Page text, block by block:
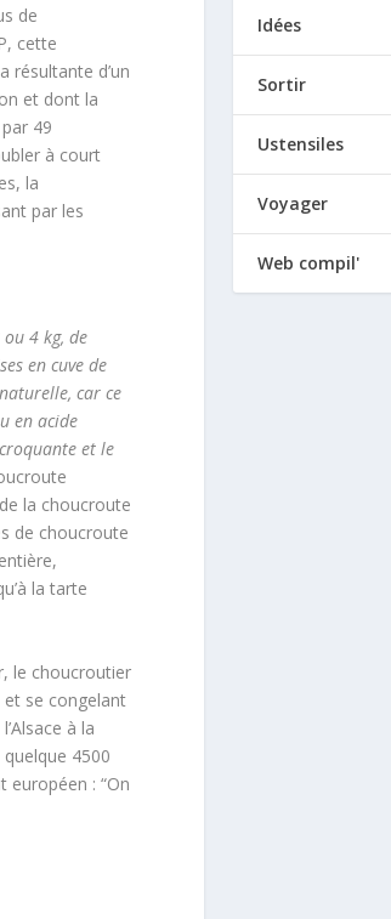
de
cette
résultante d’un
et dont la
49
à court
la
par les
4 kg, de
en cuve de
car ce
en acide
et le
la choucroute
de choucroute
la tarte
le choucroutier
et se congelant
à la
4500
européen : “On
Idées
Sortir
Ustensiles
Voyager
Web compil'